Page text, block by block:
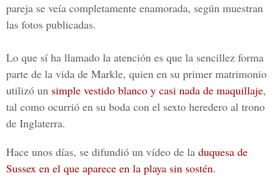
pareja se veía completamente enamorada, según muestran
las fotos publicadas.
Lo que sí ha llamado la atención es que la sencillez forma
parte de la vida de Markle, quien en su primer matrimonio
utilizó un simple vestido blanco y casi nada de maquillaje,
tal como ocurrió en su boda con el sexto heredero al trono
de Inglaterra.
Hace unos días, se difundió un vídeo de la duquesa de
Sussex en el que aparece en la playa sin sostén.